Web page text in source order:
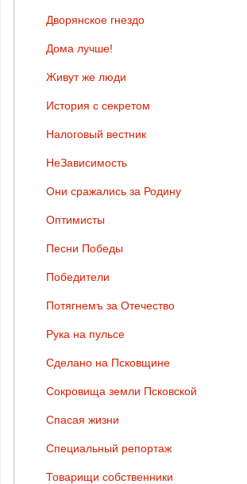
Дворянское гнездо
Дома лучше!
Живут же люди
История с секретом
Налоговый вестник
НеЗависимость
Они сражались за Родину
Оптимисты
Песни Победы
Победители
Потягнемъ за Отечество
Рука на пульсе
Сделано на Псковщине
Сокровища земли Псковской
Спасая жизни
Специальный репортаж
Товарищи собственники